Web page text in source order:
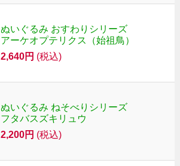
ぬいぐるみ おすわりシリーズ
アーケオプテリクス（始祖鳥）
2,640円 (税込)
ぬいぐるみ ねそべりシリーズ
フタバスズキリュウ
2,200円 (税込)